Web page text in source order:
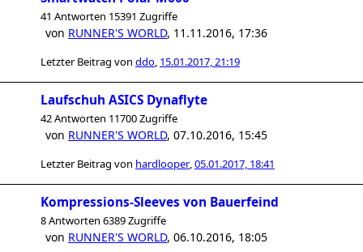
41 Antworten 15391 Zugriffe
von RUNNER'S WORLD, 11.11.2016, 17:36
Letzter Beitrag von ddo, 15.01.2017, 21:19
Laufschuh ASICS Dynaflyte
42 Antworten 11700 Zugriffe
von RUNNER'S WORLD, 07.10.2016, 15:45
Letzter Beitrag von hardlooper,05.01.2017, 18:41
Kompressions-Sleeves von Bauerfeind
8 Antworten 6389 Zugriffe
von RUNNER'S WORLD, 06.10.2016, 18:05